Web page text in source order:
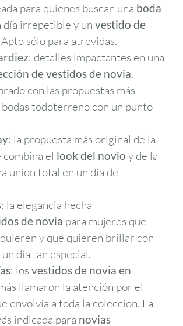
para quienes buscan una boda
día irrepetible y un vestido de
Apto sólo para atrevidas.
: detalles impactantes en una
de vestidos de novia.
con las propuestas más
bodas todoterreno con un punto
: la propuesta más original de la
combina el look del novio y de la
unión total en un día de
: la elegancia hecha
de novia para mujeres que
y que quieren brillar con
día tan especial.
: los vestidos de novia en
llamaron la atención por el
envolvía a toda la colección. La
indicada para novias